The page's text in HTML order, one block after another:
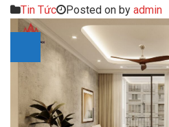
Tin Tức Posted on by admin